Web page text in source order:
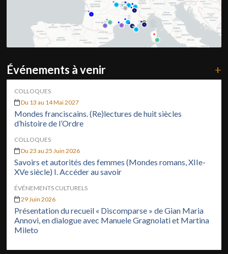
Événements à venir +
COLLOQUES
Du 13 au 14 Mai 2027
Mondes franciscains. (Re)lectures de huit siècles
d’histoire de l’Ordre
COLLOQUES
Du 23 au 25 Juin 2026
Savoirs et autorités des femmes (Mondes romans, XIIe-
XVe siècle) I. Accéder au savoir
ÉVÉNEMENTS CULTURELS
29 Juin 2026
Présentation du recueil « Discomparse » de Gian Maria
Annovi, en dialogue avec Manuele Gragnolati et Martina
Mileto